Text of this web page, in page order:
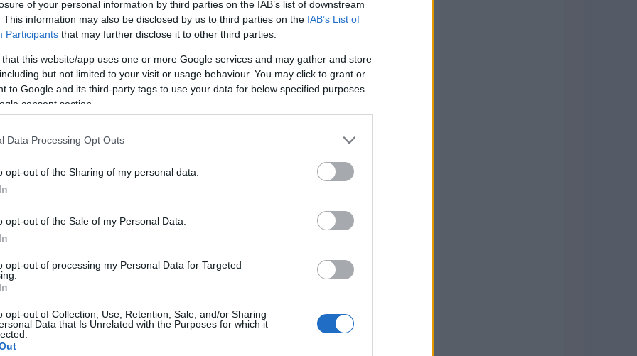
of your personal information by third parties on the IAB’s list of downstream
This information may also be disclosed by us to third parties on the IAB’s List of
Participants that may further disclose it to other third parties.
that this website/app uses one or more Google services and may gather and store
but not limited to your visit or usage behaviour. You may click to grant or
to Google and its third-party tags to use your data for below specified purposes
consent section.
Data Processing Opt Outs
opt-out of the Sharing of my personal data.
opt-out of the Sale of my Personal Data.
opt-out of processing my Personal Data for Targeted
opt-out of Collection, Use, Retention, Sale, and/or Sharing
Data that Is Unrelated with the Purposes for which it
curiosità, abbracciando l’imprevedibilità del